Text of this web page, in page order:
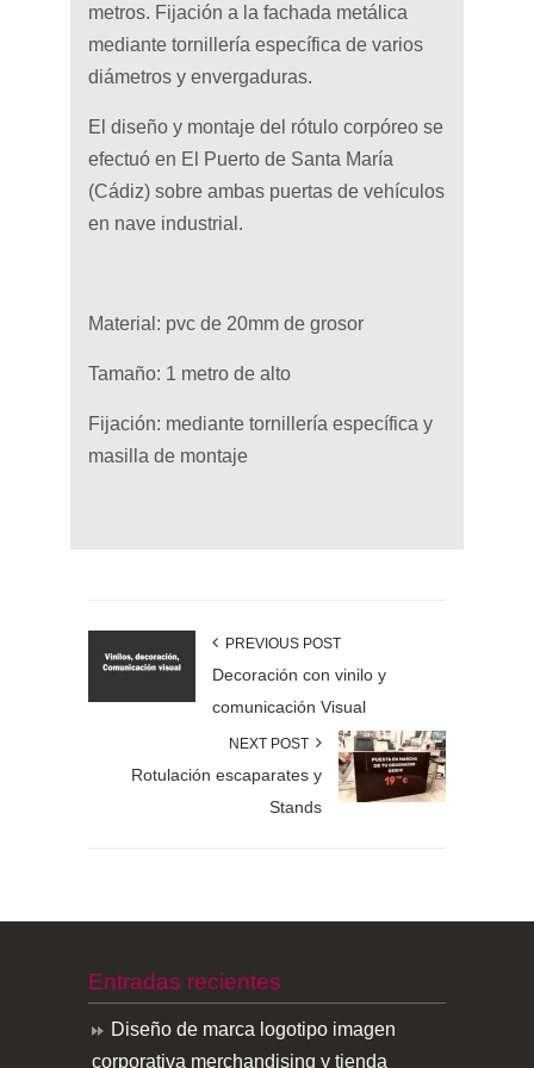
metros. Fijación a la fachada metálica
mediante tornillería específica de varios
diámetros y envergaduras.
El diseño y montaje del rótulo corpóreo se
efectuó en El Puerto de Santa María
(Cádiz) sobre ambas puertas de vehículos
en nave industrial.
Material: pvc de 20mm de grosor
Tamaño: 1 metro de alto
Fijación: mediante tornillería específica y
masilla de montaje
PREVIOUS POST
Decoración con vinilo y
comunicación Visual
NEXT POST
Rotulación escaparates y
Stands
Entradas recientes
Diseño de marca logotipo imagen
corporativa merchandising y tienda